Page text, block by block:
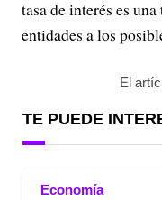
tasa de interés es
entidades a los
El
TE PUEDE
Economía